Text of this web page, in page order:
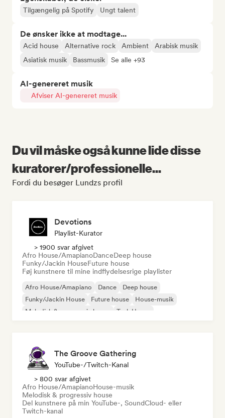
Tilgængelig på Spotify Ungt talent
De ønsker ikke at modtage...
Acid house Alternative rock Ambient
Arabisk musik
Asiatisk musik
Bassmusik Se alle +93
AI-genereret musik
Afviser AI-genereret musik
Du vil måske også kunne lide disse
kuratorer/professionelle...
Fordi du besøger Lundzs profil
Devotions
Playlist-Kurator
> 1900 svar afgivet
Afro House/AmapianoDanceDeep house
Funky/Jackin HouseFuture house
Føj kunstnere til mine indflydelsesrige playlister
Afro House/Amapiano Dance
Deep house
Funky/Jackin House
Future house
House-musik
Melodisk & progressiv house
Tech House
The Groove Gathering
YouTube-/Twitch-Kanal
> 800 svar afgivet
Afro House/AmapianoHouse-musik
Melodisk & progressiv house
Del kunstnere på min YouTube-, SoundCloud- eller
Twitch-kanal